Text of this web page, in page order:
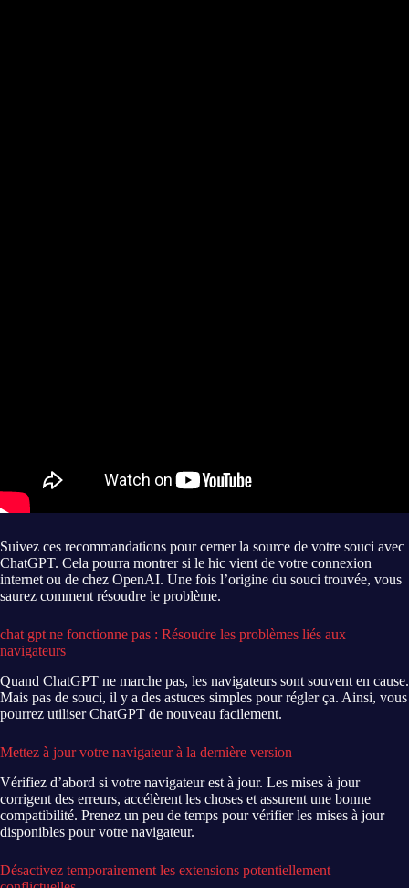
Suivez ces recommandations pour cerner la source de votre souci avec
ChatGPT. Cela pourra montrer si le hic vient de votre connexion
internetou de chez OpenAI. Une fois l’origine du souci trouvée, vous
saurez comment résoudre le problème.
chat gpt ne fonctionne pas : Résoudre les problèmes liés aux
navigateurs
Quand ChatGPT ne marche pas, les navigateurs sont souvent en cause.
Mais pas de souci, il y a des astuces simples pour régler ça. Ainsi, vous
pourrez utiliser ChatGPT de nouveau facilement.
Mettez à jour votre navigateur à la dernière version
Vérifiez d’abord si votre navigateur est à jour. Les mises à jour
corrigent des erreurs, accélèrent les choses et assurent une bonne
compatibilité. Prenez un peu de temps pour vérifier les mises à jour
disponibles pour votre navigateur.
Désactivez temporairement les extensions potentiellement